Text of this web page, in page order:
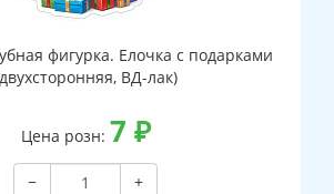
фигурка. Елочка с подарками
ВД-лак)
Цена розн: 7 ₽
−
+